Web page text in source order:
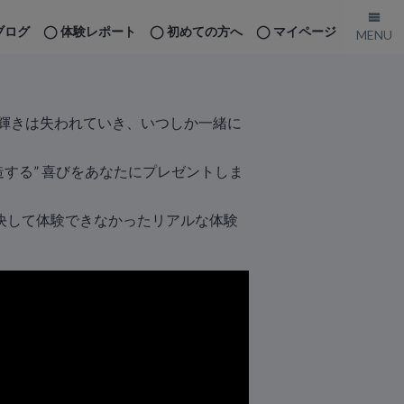
マイページ
初めての方へ
体験レポート
ログ
きは失われていき、いつしか一緒に
る” 喜びをあなたにプレゼントしま
て体験できなかったリアルな体験